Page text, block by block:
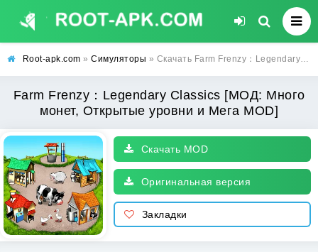
Root-apk.com » Симуляторы » Скачать Farm Frenzy：Legendary Classics [МОД: Много монет, Открытые уровни и Мега MOD] | Взлом Farm Frenzy：Legendary Classics на Андроид
Farm Frenzy：Legendary Classics [МОД: Много
монет, Открытые уровни и Мега MOD]
Скачать MOD
Оригинальная версия
Закладки